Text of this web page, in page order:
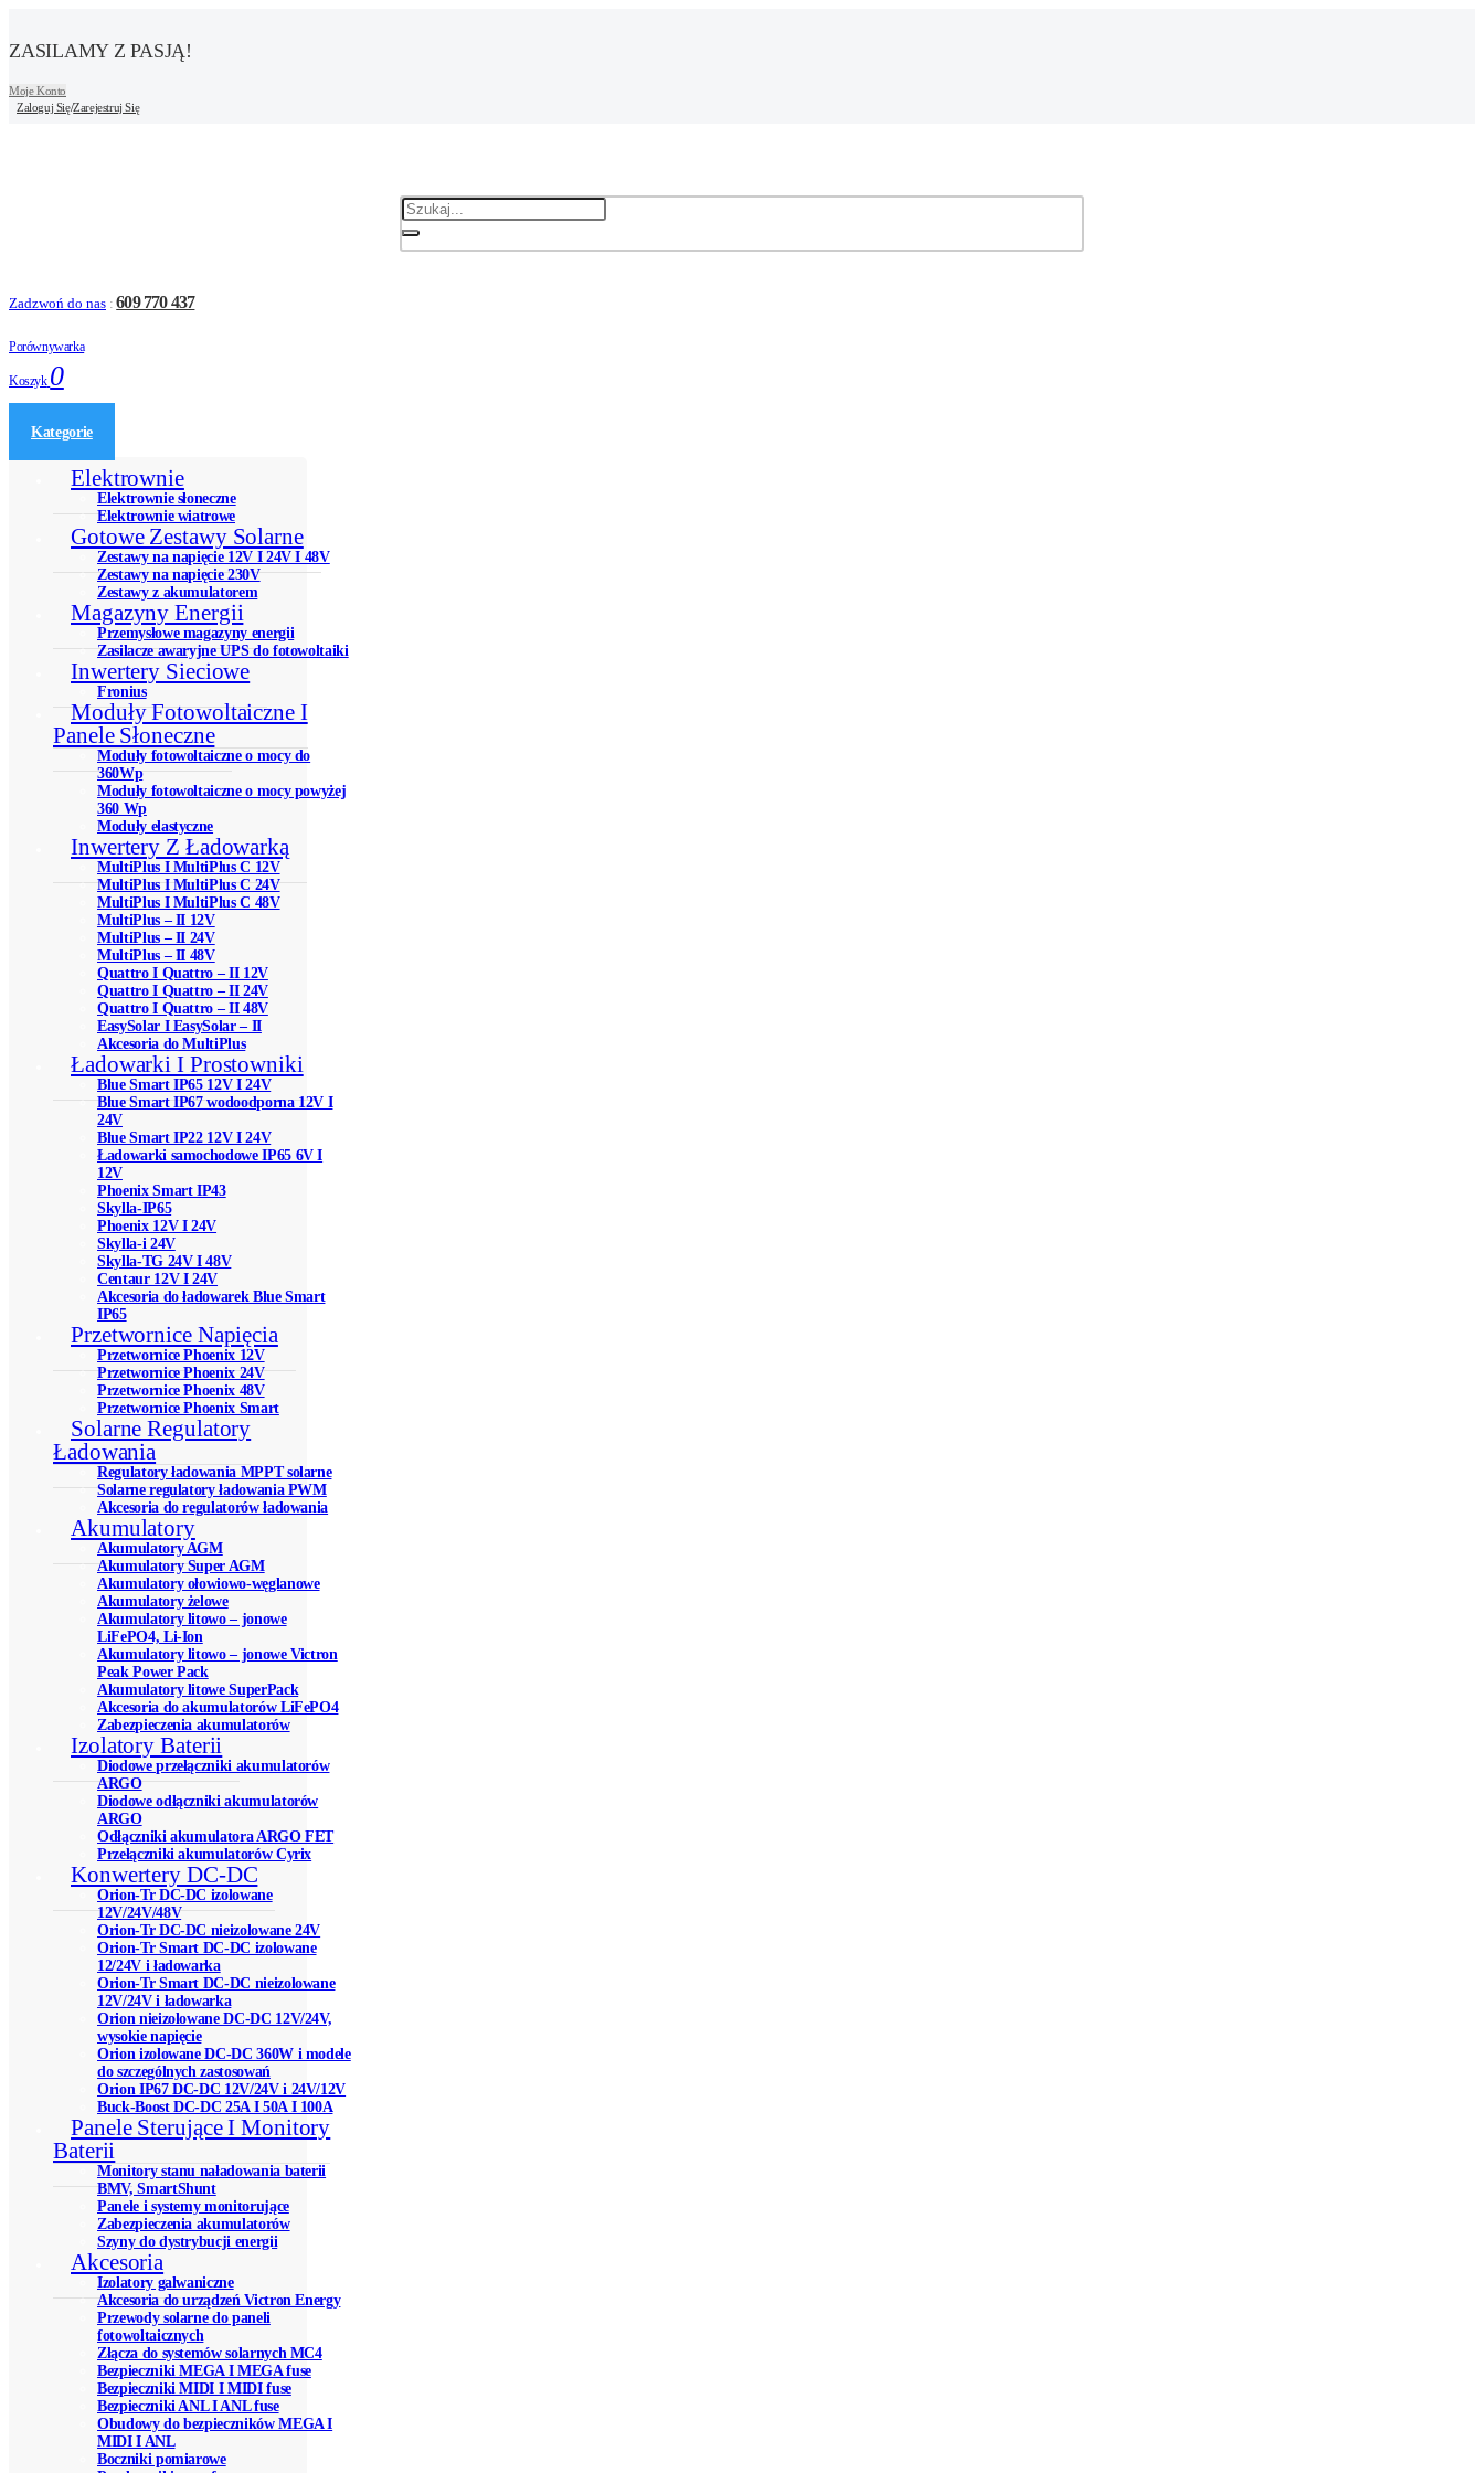
ZASILAMY Z PASJĄ!
Moje Konto
Zaloguj Się/Zarejestruj Się
Zadzwoń do nas : 609 770 437
Porównywarka
Koszyk 0
Kategorie
Elektrownie
Elektrownie słoneczne
Elektrownie wiatrowe
Gotowe Zestawy Solarne
Zestawy na napięcie 12V I 24V I 48V
Zestawy na napięcie 230V
Zestawy z akumulatorem
Magazyny Energii
Przemysłowe magazyny energii
Zasilacze awaryjne UPS do fotowoltaiki
Inwertery Sieciowe
Fronius
Moduły Fotowoltaiczne I
Panele Słoneczne
Moduły fotowoltaiczne o mocy do
360Wp
Moduły fotowoltaiczne o mocy powyżej
360 Wp
Moduły elastyczne
Inwertery Z Ładowarką
MultiPlus I MultiPlus C 12V
MultiPlus I MultiPlus C 24V
MultiPlus I MultiPlus C 48V
MultiPlus – II 12V
MultiPlus – II 24V
MultiPlus – II 48V
Quattro I Quattro – II 12V
Quattro I Quattro – II 24V
Quattro I Quattro – II 48V
EasySolar I EasySolar – II
Akcesoria do MultiPlus
Ładowarki I Prostowniki
Blue Smart IP65 12V I 24V
Blue Smart IP67 wodoodporna 12V I
24V
Blue Smart IP22 12V I 24V
Ładowarki samochodowe IP65 6V I
12V
Phoenix Smart IP43
Skylla-IP65
Phoenix 12V I 24V
Skylla-i 24V
Skylla-TG 24V I 48V
Centaur 12V I 24V
Akcesoria do ładowarek Blue Smart
IP65
Przetwornice Napięcia
Przetwornice Phoenix 12V
Przetwornice Phoenix 24V
Przetwornice Phoenix 48V
Przetwornice Phoenix Smart
Solarne Regulatory
Ładowania
Regulatory ładowania MPPT solarne
Solarne regulatory ładowania PWM
Akcesoria do regulatorów ładowania
Akumulatory
Akumulatory AGM
Akumulatory Super AGM
Akumulatory ołowiowo-węglanowe
Akumulatory żelowe
Akumulatory litowo – jonowe
LiFePO4, Li-Ion
Akumulatory litowo – jonowe Victron
Peak Power Pack
Akumulatory litowe SuperPack
Akcesoria do akumulatorów LiFePO4
Zabezpieczenia akumulatorów
Izolatory Baterii
Diodowe przełączniki akumulatorów
ARGO
Diodowe odłączniki akumulatorów
ARGO
Odłączniki akumulatora ARGO FET
Przełączniki akumulatorów Cyrix
Konwertery DC-DC
Orion-Tr DC-DC izolowane
12V/24V/48V
Orion-Tr DC-DC nieizolowane 24V
Orion-Tr Smart DC-DC izolowane
12/24V i ładowarka
Orion-Tr Smart DC-DC nieizolowane
12V/24V i ładowarka
Orion nieizolowane DC-DC 12V/24V,
wysokie napięcie
Orion izolowane DC-DC 360W i modele
do szczególnych zastosowań
Orion IP67 DC-DC 12V/24V i 24V/12V
Buck-Boost DC-DC 25A I 50A I 100A
Panele Sterujące I Monitory
Baterii
Monitory stanu naładowania baterii
BMV, SmartShunt
Panele i systemy monitorujące
Zabezpieczenia akumulatorów
Szyny do dystrybucji energii
Akcesoria
Izolatory galwaniczne
Akcesoria do urządzeń Victron Energy
Przewody solarne do paneli
fotowoltaicznych
Złącza do systemów solarnych MC4
Bezpieczniki MEGA I MEGA fuse
Bezpieczniki MIDI I MIDI fuse
Bezpieczniki ANL I ANL fuse
Obudowy do bezpieczników MEGA I
MIDI I ANL
Boczniki pomiarowe